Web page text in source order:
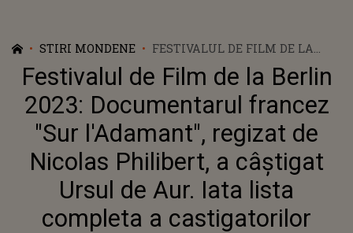
STIRI MONDENE
FESTIVALUL DE FILM DE LA
BERLIN 2023: DOCUMENTARUL
FRANCEZ "SUR L'ADAMANT",
REGIZAT DE NICOLAS
PHILIBERT, A CÂŞTIGAT URSUL
DE AUR. IATA LISTA COMPLETA
A CASTIGATORILOR
Festivalul de Film de la Berlin
2023: Documentarul francez
"Sur l'Adamant", regizat de
Nicolas Philibert, a câştigat
Ursul de Aur. Iata lista
completa a castigatorilor